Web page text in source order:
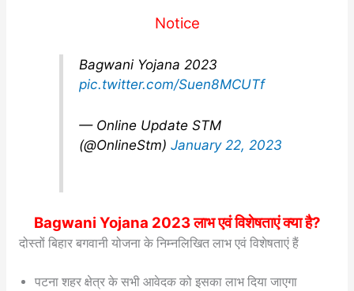
Notice
Bagwani Yojana 2023
pic.twitter.com/Suen8MCUTf
— Online Update STM
(@OnlineStm)January 22, 2023
Bagwani Yojana 2023 लाभ एवं विशेषताएं क्या है?
दोस्तों बिहार बगवानी योजना के निम्नलिखित लाभ एवं विशेषताएं हैं
पटना शहर क्षेत्र के सभी आवेदक को इसका लाभ दिया जाएगा